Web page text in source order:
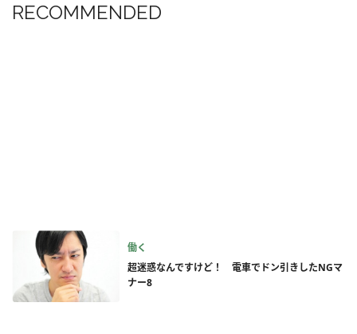
RECOMMENDED
働く
超迷惑なんですけど！ 電車でドン引きしたNGマ
ナー8